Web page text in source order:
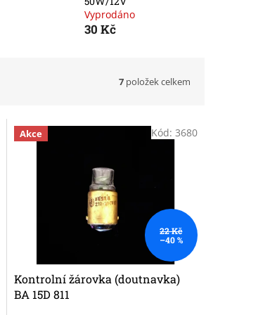
Vyprodáno
30 Kč
7 položek celkem
Akce
22 Kč
–40 %
Kontrolní žárovka (doutnavka)
BA 15D 811
Kód: 3680